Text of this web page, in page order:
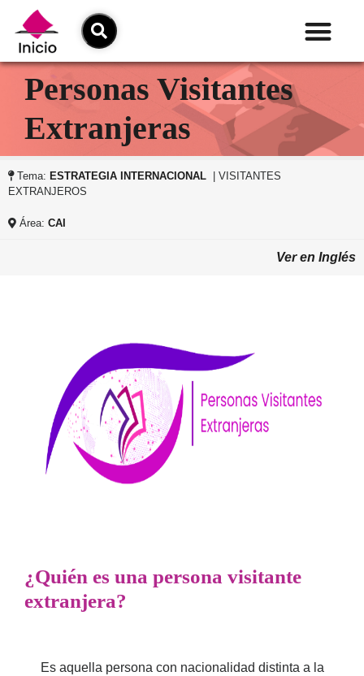
Personas Visitantes
Extranjeras
Tema: ESTRATEGIA INTERNACIONAL | VISITANTES
EXTRANJEROS
Área: CAI
Ver en Inglés
¿Quién es una persona visitante
extranjera?
Es aquella persona con nacionalidad distinta a la